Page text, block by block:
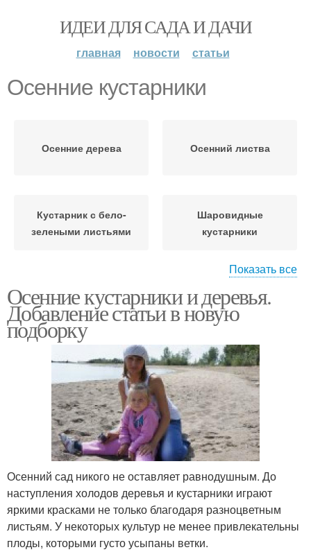
ИДЕИ ДЛЯ САДА И ДАЧИ
главная новости статьи
Осенние кустарники
Осенние дерева Осенний листва
Кустарник с бело-
зелеными листьями
Шаровидные
кустарники
кустарники
Показать все
Осенние кустарники и деревья.
Добавление статьи в новую
подборку
Осенний сад никого не оставляет равнодушным. До
наступления холодов деревья и кустарники играют
яркими красками не только благодаря разноцветным
листьям. У некоторых культур не менее привлекательны
плоды, которыми густо усыпаны ветки.